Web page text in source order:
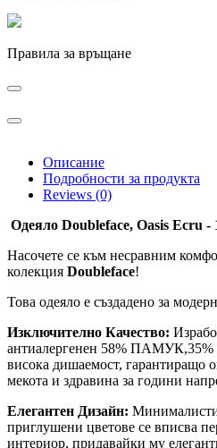
Правила за връщане
Описание
Подробности за продукта
Reviews (0)
Одеяло Doubleface, Oasis Ecru​ -
Насочете се към несравним
колекция Doubleface!
Това одеяло е създадено за
Изключително Качество:
антиалергенен 58%
висока дишаемост, гарантиращо
мекота и здравина за години
Елегантен Дизайн:
приглушени цветове се вписва
интериор, придавайки му